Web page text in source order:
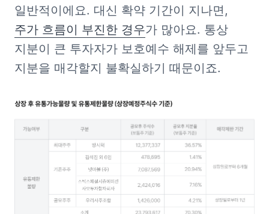
주가 흐름이 부진한 경우가 많아요. 통상
지분이 큰 투자자가 보호예수 해제를 앞두고
지분을 매각할지 불확실하기 때문이죠.